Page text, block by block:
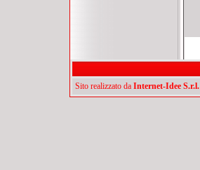
Sito realizzato da Internet-Idee S.r.l.